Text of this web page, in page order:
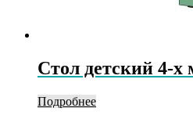
Стол детский 4-
Подробнее